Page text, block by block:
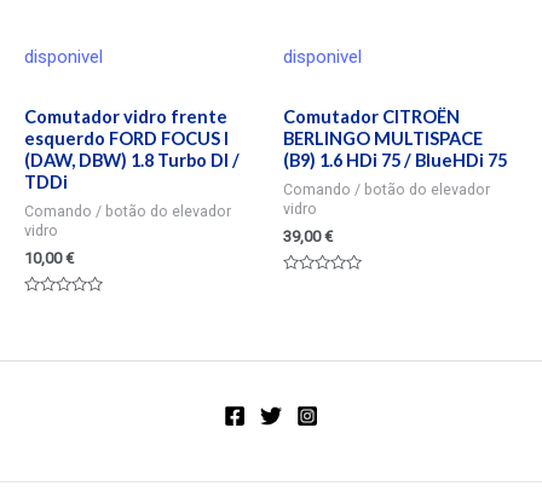
5
disponivel
Comutador vidro frente
esquerdo FORD FOCUS I
(DAW, DBW) 1.8 Turbo DI /
TDDi
Comando / botão do elevador
vidro
10,00€
5
disponivel
Comutador CITROËN
BERLINGO MULTISPACE
(B9) 1.6 HDi 75 / BlueHDi 75
Comando / botão do elevador
vidro
39,00€